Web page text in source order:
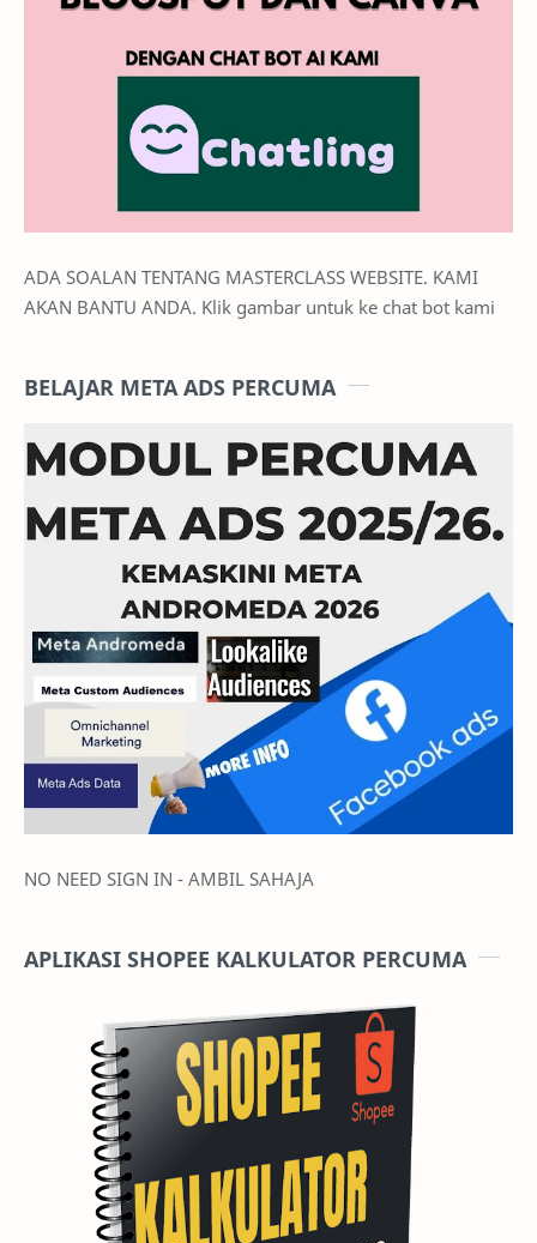
ADA SOALAN TENTANG MASTERCLASS WEBSITE. KAMI
AKAN BANTU ANDA. Klik gambar untuk ke chat bot kami
BELAJAR META ADS PERCUMA
NO NEED SIGN IN - AMBIL SAHAJA
APLIKASI SHOPEE KALKULATOR PERCUMA